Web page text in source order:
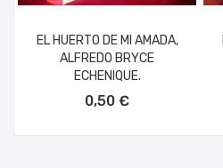
EL HUERTO DE MI AMADA,
ALFREDO BRYCE
ECHENIQUE.
0,50 €